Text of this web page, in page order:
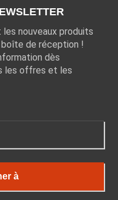
nouveaux produits
de réception !
dès
les offres et les
à